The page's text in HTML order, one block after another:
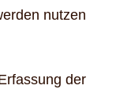
nutzen
der